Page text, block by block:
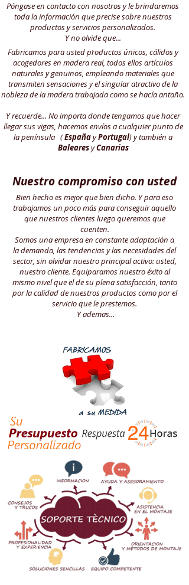
Fabricamos para usted productos únicos, cálidos y
acogedores en madera real, todos ellos artículos
naturales y genuinos, empleando materiales que
transmiten sensaciones y el singular atractivo de la
nobleza de la madera trabajada como se hacía antaño.
Y recuerde... No importa donde tengamos que hacer
llegar sus vigas, hacemos envíos a cualquier punto de
la península (EspañayPortugal) y también a
BalearesyCanarias
Póngase en contacto con nosotros y le brindaremos
toda la información que precise sobre nuestros
productos y servicios personalizados.
Y no olvide que...
​.
Nuestro compromiso con usted
Bien hecho es mejor que bien dicho. Y para eso
trabajamos un poco más para conseguir aquello
que nuestros clientes luego queremos que
cuenten.
Somos una empresa en constante adaptación a
la demanda, las tendencias y las necesidades del
sector, sin olvidar nuestro principal activo: usted,
nuestro cliente. Equiparamos nuestro éxito al
mismo nivel que el de su plena satisfacción, tanto
por la calidad de nuestros productos como por el
servicio que le prestemos.
Y ademas...